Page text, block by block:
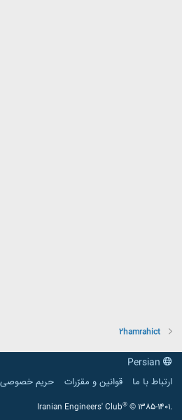
2hamrahict
ارتباط با ما
قوانین و مقرّرات حریم خصوصی
Iranian Engineers' Club® © 1385-1401.